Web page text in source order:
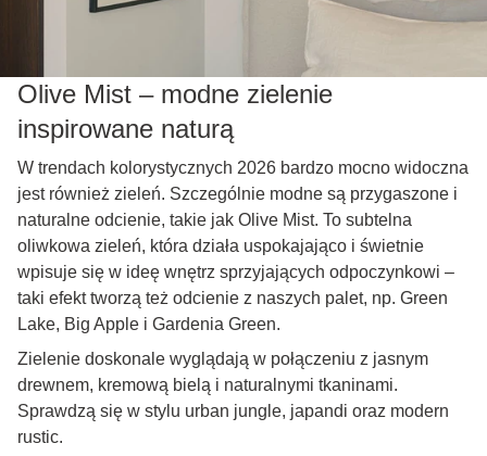
Olive Mist – modne zielenie
inspirowane naturą
W trendach kolorystycznych 2026 bardzo mocno widoczna
jest również zieleń. Szczególnie modne są przygaszone i
naturalne odcienie, takie jak Olive Mist. To subtelna
oliwkowa zieleń, która działa uspokajająco i świetnie
wpisuje się w ideę wnętrz sprzyjających odpoczynkowi –
taki efekt tworzą też odcienie z naszych palet, np. Green
Lake, Big Apple i Gardenia Green.
Zielenie doskonale wyglądają w połączeniu z jasnym
drewnem, kremową bielą i naturalnymi tkaninami.
Sprawdzą się w stylu urban jungle, japandi oraz modern
rustic.